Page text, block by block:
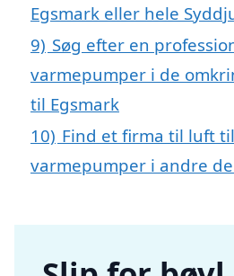
Egsmark eller hele
9) Søg efter en
varmepumper i de
til Egsmark
10) Find et firma til luft
varmepumper i andre